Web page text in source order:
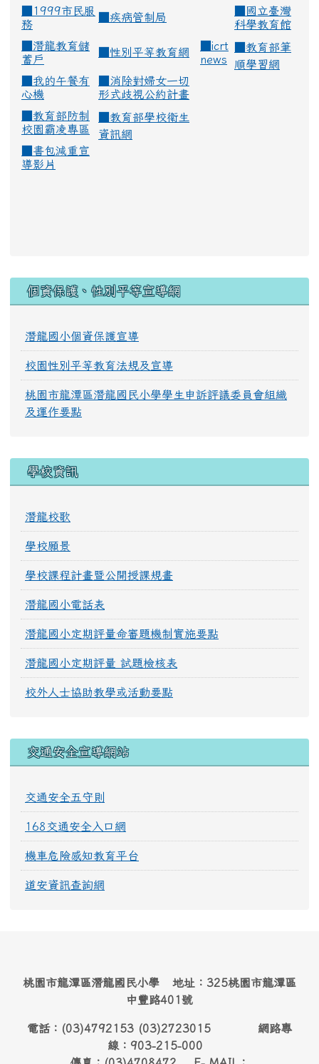
■1999市民服
務
疾病管制局
國立臺灣
科學教育館
潛龍教育儲
蓄戶
性別平等教育網
icrt
news
教育部筆
順學習網
我的午餐有
心機
消除對婦女一切
形式歧視公約計畫
教育部防制
校園霸凌專區
教育部學校衛生
資訊網
書包減重宣
導影片
個資保護、性別平等宣導網
潛龍國小個資保護宣導
校園性別平等教育法規及宣導
桃園市龍潭區潛龍國民小學學生申訴評議委員會組織
及運作要點
學校資訊
潛龍校歌
學校願景
學校課程計畫暨公開授課規畫
潛龍國小電話表
潛龍國小定期評量命審題機制實施要點
潛龍國小定期評量 試題檢核表
校外人士協助教學或活動要點
交通安全宣導網站
交通安全五守則
168交通安全入口網
機車危險感知教育平台
道安資訊查詢網
桃園市龍潭區潛龍國民小學 地址：325桃園市龍潭區
中豐路401號
電話：(03)4792153 (03)2723015 網路專
線：903-215-000